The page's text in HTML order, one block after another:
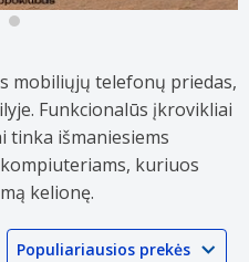
Daugeliui
telefonų
aksesuarų
TOP
mobiliųjų telefonų priedas,
Funkcionalūs įkrovikliai
tinka išmaniesiems
kuriuos
kelionę.